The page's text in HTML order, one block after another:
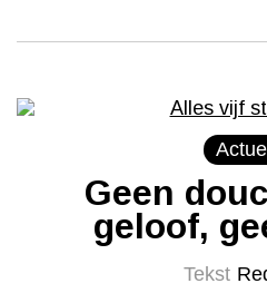
Geen
geloof,
Tekst